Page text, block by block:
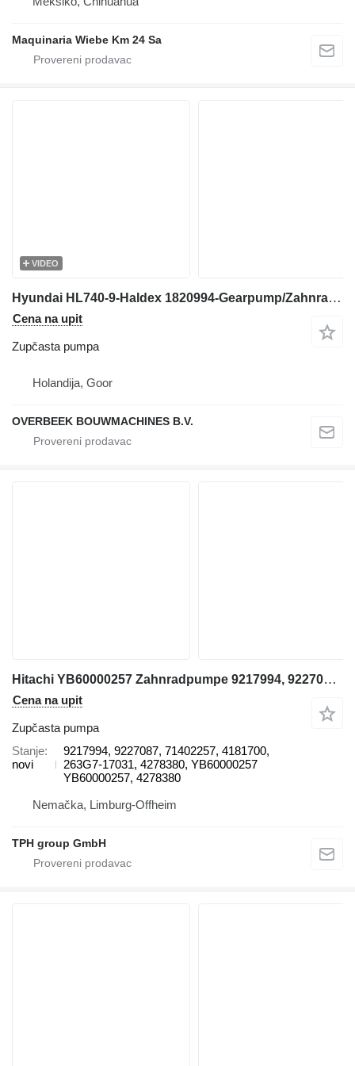
Maquinaria Wiebe Km 24 Sa
VIDEO
Hyundai HL740-9-Haldex 1820994-Gearpump/Zahnradpumpe zupčasta pumpa za prednjeg utovarivača
Cena na upit
Zupčasta pumpa
Holandija, Goor
OVERBEEK BOUWMACHINES B.V.
Hitachi YB60000257 Zahnradpumpe 9217994, 9227087, ZW250-5, ZW310, ZW310- zupčasta pumpa za Hitachi ZW250-5B prednjeg utovarivača
Cena na upit
Zupčasta pumpa
Stanje
novi
9217994, 9227087, 71402257, 4181700,
263G7-17031, 4278380, YB60000257
YB60000257, 4278380
Nemačka, Limburg-Offheim
TPH group GmbH